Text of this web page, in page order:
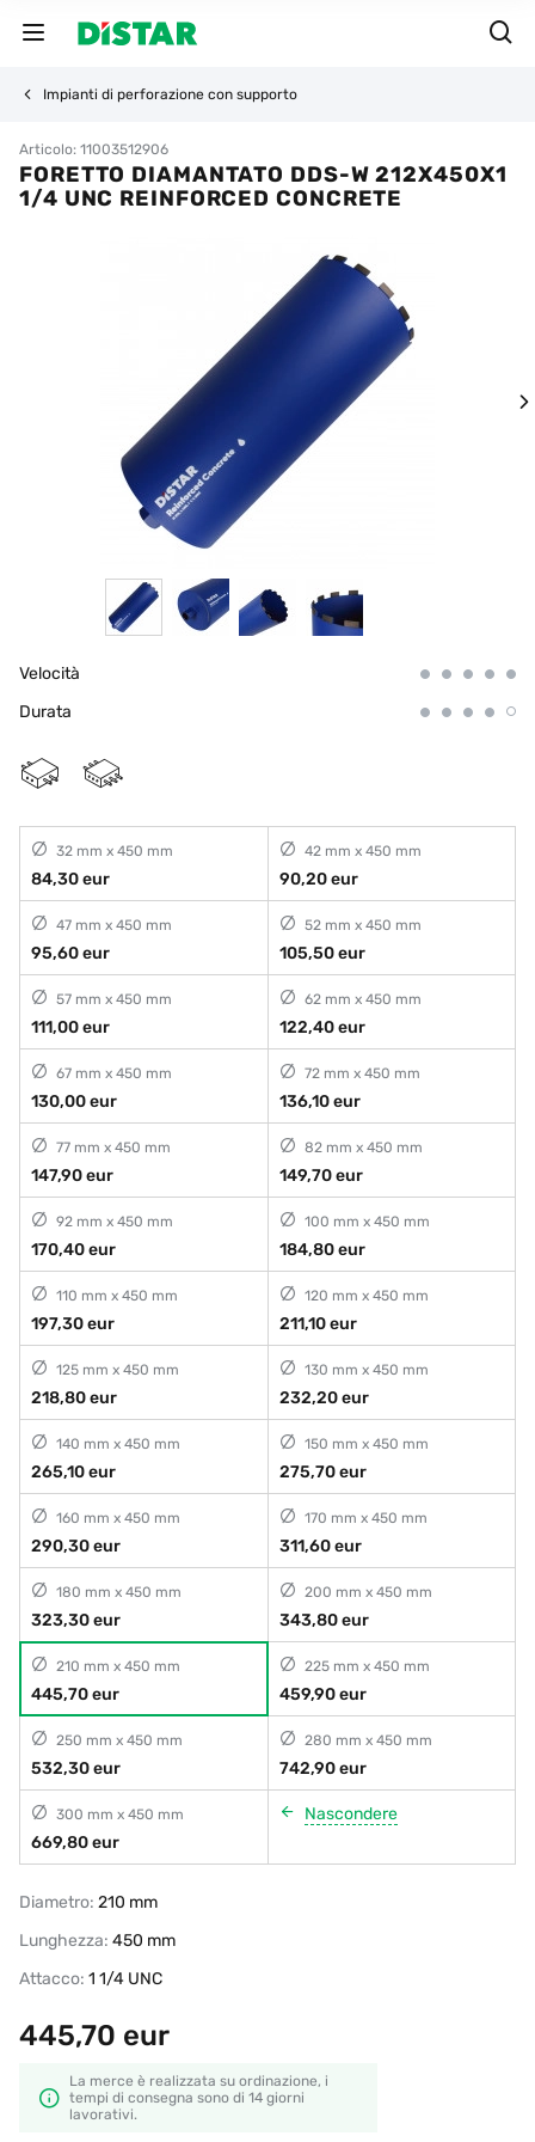
Impianti di perforazione con supporto
Articolo: 11003512906
FORETTO DIAMANTATO DDS-W 212X450X1
1/4 UNC REINFORCED CONCRETE
Velocità
Durata
32 mm x 450 mm
84,30 eur
42 mm x 450 mm
90,20 eur
47 mm x 450 mm
95,60 eur
52 mm x 450 mm
105,50 eur
57 mm x 450 mm
111,00 eur
62 mm x 450 mm
122,40 eur
67 mm x 450 mm
130,00 eur
72 mm x 450 mm
136,10 eur
77 mm x 450 mm
147,90 eur
82 mm x 450 mm
149,70 eur
92 mm x 450 mm
170,40 eur
100 mm x 450 mm
184,80 eur
110 mm x 450 mm
197,30 eur
120 mm x 450 mm
211,10 eur
125 mm x 450 mm
218,80 eur
130 mm x 450 mm
232,20 eur
140 mm x 450 mm
265,10 eur
150 mm x 450 mm
275,70 eur
160 mm x 450 mm
290,30 eur
170 mm x 450 mm
311,60 eur
180 mm x 450 mm
323,30 eur
200 mm x 450 mm
343,80 eur
210 mm x 450 mm
445,70 eur
225 mm x 450 mm
459,90 eur
250 mm x 450 mm
532,30 eur
280 mm x 450 mm
742,90 eur
300 mm x 450 mm
669,80 eur
Nascondere
Diametro: 210 mm
Lunghezza: 450 mm
Attacco: 1 1/4 UNC
445,70 eur
La merce è realizzata su ordinazione, i
tempi di consegna sono di 14 giorni
lavorativi.